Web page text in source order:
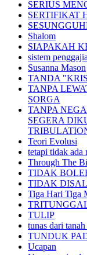
SERIUS
SERTIFIKAT
Shalom
SIAPAKAH
sistem
Susanna Mason
TANDA
TANPA
SORGA
TANPA
SEGERA
Teori Evolusi
tetapi tidak ada
Through The
TIDAK
TIDAK
Tiga Hari Tiga
TULIP
tunas dari
TUNDUK
Ucapan